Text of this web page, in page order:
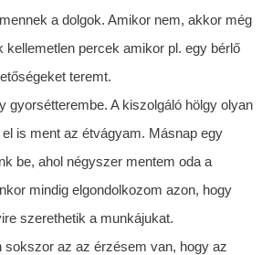
a dolgok. Amikor nem, akkor még
kellemetlen percek amikor pl. egy bérlő
teremt.
gyorsétterembe. A kiszolgáló hölgy olyan
is ment az étvágyam. Másnap egy
be, ahol négyszer mentem oda a
mindig elgondolkozom azon, hogy
szerethetik a munkájukat.
sokszor az az érzésem van, hogy az